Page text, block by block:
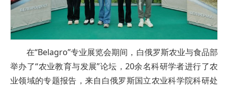
在“Belagro”专业展览会期间，白俄罗斯农业与食品部
举办了“农业教育与发展”论坛，20余名科研学者进行了农
业领域的专题报告，来自白俄罗斯国立农业科学院科研处